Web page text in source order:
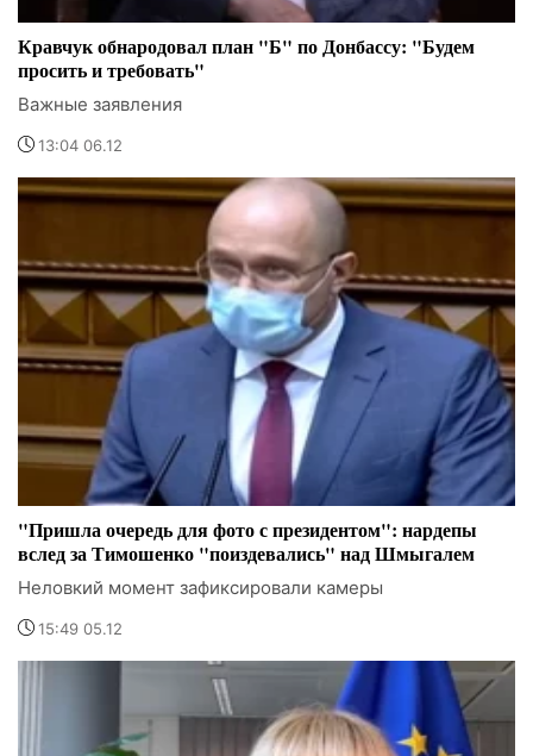
Кравчук обнародовал план "Б" по Донбассу: "Будем
просить и требовать"
Важные заявления
13:04 06.12
"Пришла очередь для фото с президентом": нардепы
вслед за Тимошенко "поиздевались" над Шмыгалем
Неловкий момент зафиксировали камеры
15:49 05.12